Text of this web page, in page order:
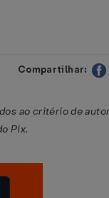
Compartilhar:
ao critério de
Pix.